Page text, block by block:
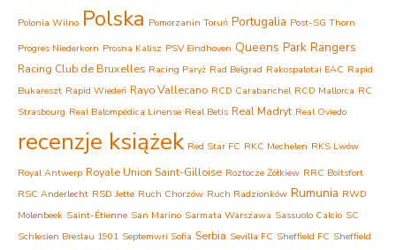
Polonia Wilno Polska Pomorzanin Toruń Portugalia Post-SG Thorn
Progres Niederkorn Prosna Kalisz PSV Eindhoven Queens Park Rangers
Racing Club de Bruxelles Racing Paryż Rad Belgrad Rakospalotai EAC Rapid
Bukareszt Rapid Wiedeń Rayo Vallecano RCD Carabanchel RCD Mallorca RC
Strasbourg Real Balompédica Linense Real Betis Real Madryt Real Oviedo
recenzje książek Red Star FC RKC Mechelen RKS Lwów
Royal Antwerp Royale Union Saint-Gilloise Roztocze Żółkiew RRC Boitsfort
RSC Anderlecht RSD Jette Ruch Chorzów Ruch Radzionków Rumunia RWD
Molenbeek Saint-Étienne San Marino Sarmata Warszawa Sassuolo Calcio SC
Schlesien Breslau 1901 Septemwri Sofia Serbia Sevilla FC Sheffield FC Sheffield